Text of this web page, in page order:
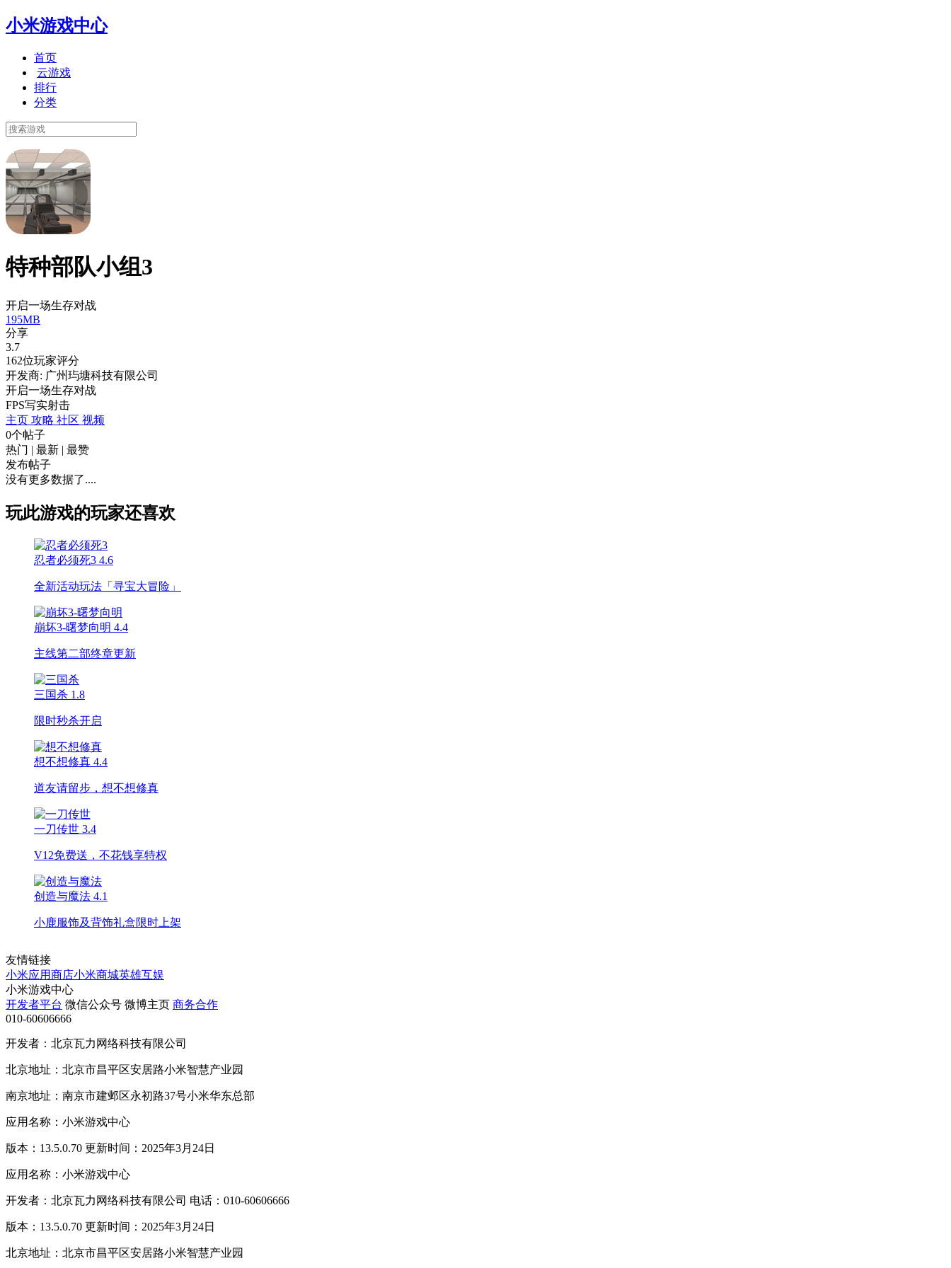
小米游戏中心
首页
云游戏
排行
分类
特种部队小组3
开启一场生存对战
195MB
分享
3.7
162位玩家评分
开发商: 广州玙塘科技有限公司
开启一场生存对战
FPS写实射击
主页 攻略 社区 视频
0个帖子
热门 | 最新 | 最赞
发布帖子
没有更多数据了....
玩此游戏的玩家还喜欢
忍者必须死3 4.6
全新活动玩法「寻宝大冒险」
崩坏3-曙梦向明 4.4
主线第二部终章更新
三国杀 1.8
限时秒杀开启
想不想修真 4.4
道友请留步，想不想修真
一刀传世 3.4
V12免费送，不花钱享特权
创造与魔法 4.1
小鹿服饰及背饰礼盒限时上架
友情链接
小米应用商店小米商城英雄互娱
小米游戏中心
开发者平台 微信公众号 微博主页 商务合作
010-60606666
开发者：北京瓦力网络科技有限公司
北京地址：北京市昌平区安居路小米智慧产业园
南京地址：南京市建邺区永初路37号小米华东总部
应用名称：小米游戏中心
版本：13.5.0.70 更新时间：2025年3月24日
应用名称：小米游戏中心
开发者：北京瓦力网络科技有限公司 电话：010-60606666
版本：13.5.0.70 更新时间：2025年3月24日
北京地址：北京市昌平区安居路小米智慧产业园